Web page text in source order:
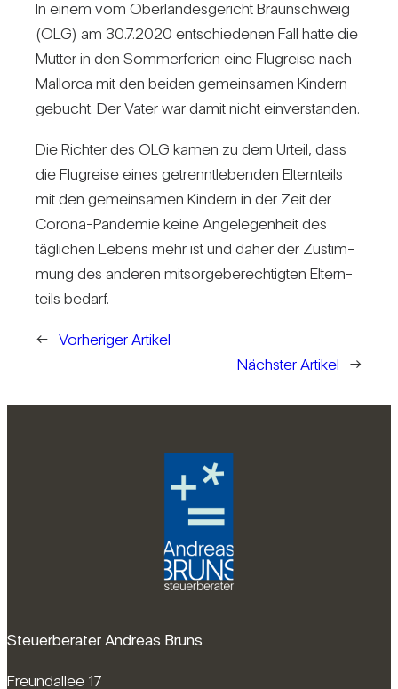
In einem vom Ober­lan­des­ge­richt Braun­schweig
(OLG) am 30.7.2020 ent­schie­denen Fall hatte die
Mutter in den Som­mer­fe­rien eine Flug­reise nach
Mal­lorca mit den beiden gemein­samen Kin­dern
gebucht. Der Vater war damit nicht ein­ver­standen.
Die Richter des OLG kamen zu dem Urteil, dass
die Flug­reise eines getrennt­le­benden Eltern­teils
mit den gemein­samen Kin­dern in der Zeit der
Corona-Pan­demie keine Ange­le­gen­heit des
täg­li­chen Lebens mehr ist und daher der Zustim­
mung des anderen mit­sor­ge­be­rech­tigten Eltern­
teils bedarf.
← Vorheriger Artikel
Nächster Artikel
→
Steuerberater Andreas Bruns
Freundallee 17